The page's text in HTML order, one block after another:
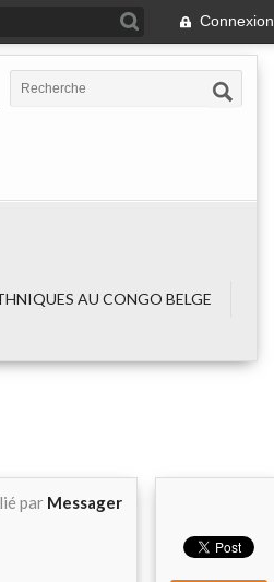
Connexion
AU CONGO BELGE
par Messager